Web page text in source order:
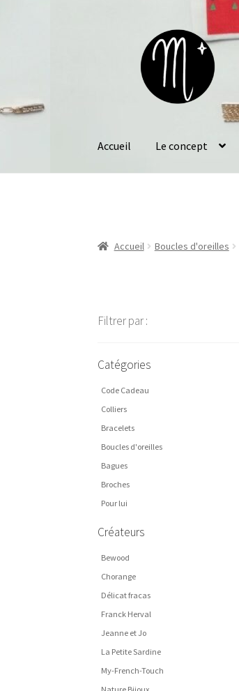
navigation
Accueil Le concept
Accueil Boucles d'oreilles
Filtrer par :
Catégories
Code Cadeau
Colliers
Bracelets
Boucles d'oreilles
Bagues
Broches
Pour lui
Créateurs
Bewood
Chorange
Délicat fracas
Franck Herval
Jeanne et Jo
La Petite Sardine
My-French-Touch